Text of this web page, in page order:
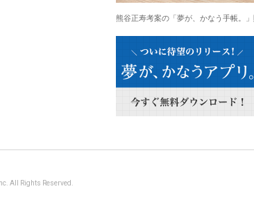
熊谷正寿考案の「夢が、かなう手帳。
All Rights Reserved.